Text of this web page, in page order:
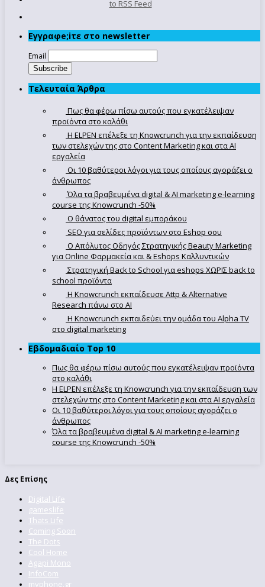
to RSS Feed
Εγγραφe;iτε στο newsletter
Email
Τελευταία Άρθρα
Πως θα φέρω πίσω αυτούς που εγκατέλειψαν
προϊόντα στο καλάθι
Η ELPEN επέλεξε τη Knowcrunch για την εκπαίδευση
των στελεχών της στο Content Marketing και στα AI
εργαλεία
Οι 10 βαθύτεροι λόγοι για τους οποίους αγοράζει ο
άνθρωπος
Όλα τα βραβευμένα digital & AI marketing e-learning
course της Knowcrunch -50%
Ο θάνατος του digital εμποράκου
SEO για σελίδες προϊόντων στο Eshop σου
Ο Απόλυτoς Οδηγός Στρατηγικής Beauty Marketing
για Online Φαρμακεία και & Eshops Καλλυντικών
Στρατηγική Back to School για eshops ΧΩΡΙΣ back to
school προϊόντα
Η Knowcrunch εκπαίδευσε Attp & Alternative
Research πάνω στο ΑΙ
Η Knowcrunch εκπαιδεύει την ομάδα του Alpha TV
στο digital marketing
Εβδομαδιαίο Top 10
Πως θα φέρω πίσω αυτούς που εγκατέλειψαν προϊόντα
στο καλάθι
Η ELPEN επέλεξε τη Knowcrunch για την εκπαίδευση των
στελεχών της στο Content Marketing και στα AI εργαλεία
Οι 10 βαθύτεροι λόγοι για τους οποίους αγοράζει ο
άνθρωπος
Όλα τα βραβευμένα digital & AI marketing e-learning
course της Knowcrunch -50%
Δες Επίσης
Digital Life
gameslife
Thats Life
Coming Soon
The Dots
Cool Home
Agapi Mono
InfoCom
myphone.gr